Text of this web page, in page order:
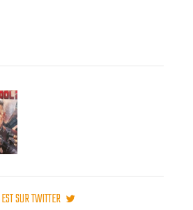
EST SUR TWITTER